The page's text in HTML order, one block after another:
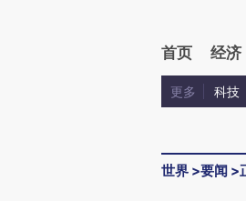
首页 经济
更多 科技
世界 >要闻 >